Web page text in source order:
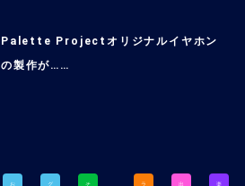
Palette Projectオリジナルイヤホン
の製作が……
お
グ
そ
ラ
出
楽